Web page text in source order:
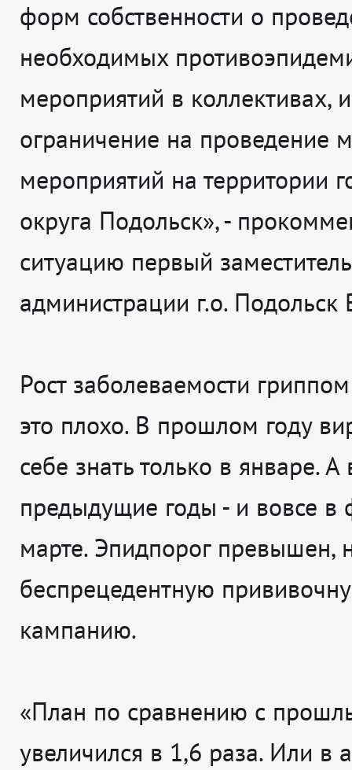
форм собственности о
необходимых
мероприятий в коллективах,
ограничение на проведение
мероприятий на территории
округа Подольск», -
ситуацию первый
администрации г.о. Подольск
Рост заболеваемости
это плохо. В прошлом году
себе знать только в январе. А
предыдущие годы - и вовсе в
марте. Эпидпорог превышен,
беспрецедентную
кампанию.
«План по сравнению с
увеличился в 1,6 раза. Или в